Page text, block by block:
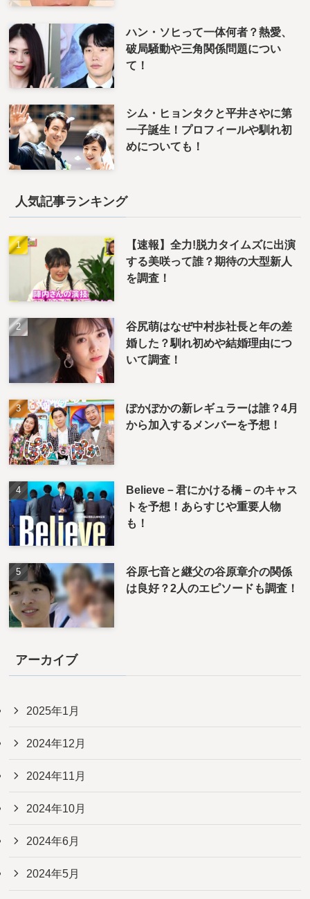
ハン・ソヒって一体何者？熱愛、
破局騒動や三角関係問題につい
て！
シム・ヒョンタクと平井さやに第
一子誕生！プロフィールや馴れ初
めについても！
人気記事ランキング
【速報】全力!脱力タイムズに出演
する美咲って誰？期待の大型新人
を調査！
谷尻萌はなぜ中村歩社長と年の差
婚した？馴れ初めや結婚理由につ
いて調査！
ぽかぽかの新レギュラーは誰？4月
から加入するメンバーを予想！
Believe－君にかける橋－のキャス
トを予想！あらすじや重要人物
も！
谷原七音と継父の谷原章介の関係
は良好？2人のエピソードも調査！
アーカイブ
2025年1月
2024年12月
2024年11月
2024年10月
2024年6月
2024年5月